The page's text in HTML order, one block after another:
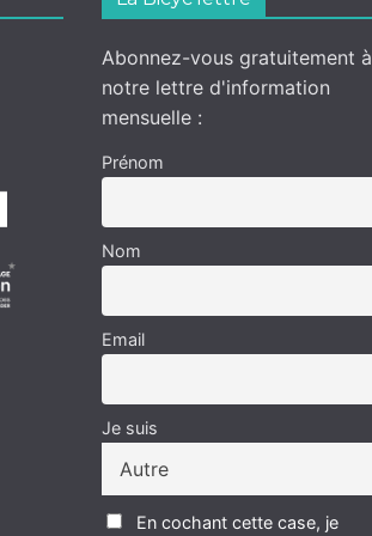
Abonnez-vous gratuitement à
notre lettre d'information
mensuelle :
Prénom
Nom
Email
Je suis
En cochant cette case, je